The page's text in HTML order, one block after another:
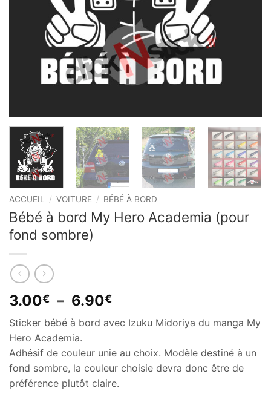
ACCUEIL / VOITURE / BÉBÉ À BORD
Bébé à bord My Hero Academia (pour
fond sombre)
3.00€ – 6.90€Plage
prix :
à
6.90€
Sticker bébé à bord avec Izuku Midoriya du manga My
Hero Academia.
Adhésif de couleur unie au choix. Modèle destiné à un
fond sombre, la couleur choisie devra donc être de
préférence plutôt claire.